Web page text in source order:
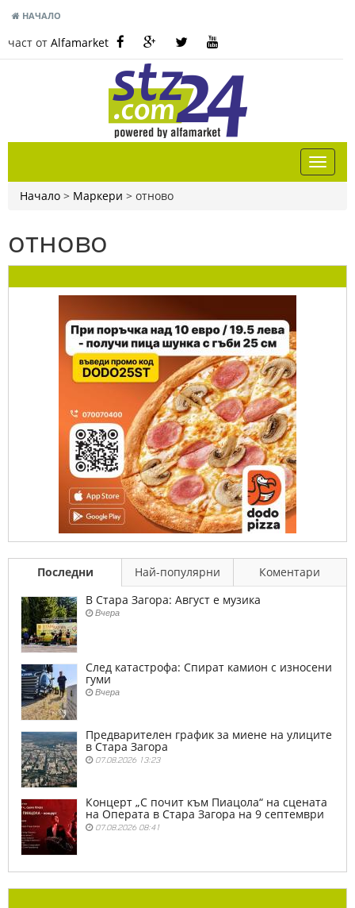
НАЧАЛО
част от Alfamarket
Начало > Маркери > отново
отново
Последни Най-популярни
Коментари
В Стара Загора: Август е музика
Вчера
След катастрофа: Спират камион с износени
гуми
Вчера
Предварителен график за миене на улиците
в Стара Загора
07.08.2026 13:23
Концерт „С почит към Пиацола“ на сцената
на Операта в Стара Загора на 9 септември
07.08.2026 08:41